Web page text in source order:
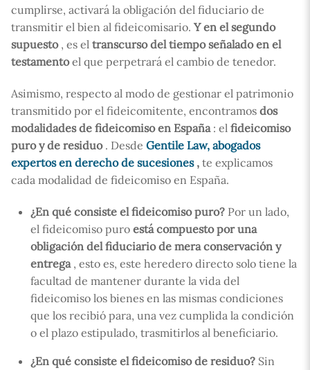
cumplirse, activará la obligación del fiduciario de
transmitir el bien al fideicomisario. Y en el segundo
supuesto , es el transcurso del tiempo señalado en el
testamentoel que perpetrará el cambio de tenedor.
Asimismo, respecto al modo de gestionar el patrimonio
transmitido por el fideicomitente, encontramos dos
modalidades de fideicomiso en España : el fideicomiso
puro y de residuo . Desde Gentile Law, abogados
expertos en derecho de sucesiones , te explicamos
cada modalidad de fideicomiso en España.
¿En qué consiste el fideicomiso puro? Por un lado,
el fideicomiso puroestá compuesto por una
obligación del fiduciario de mera conservación y
entrega , esto es, este heredero directo solo tiene la
facultad de mantener durante la vida del
fideicomiso los bienes en las mismas condiciones
que los recibió para, una vez cumplida la condición
o el plazo estipulado, trasmitirlos al beneficiario.
¿En qué consiste el fideicomiso de residuo? Sin